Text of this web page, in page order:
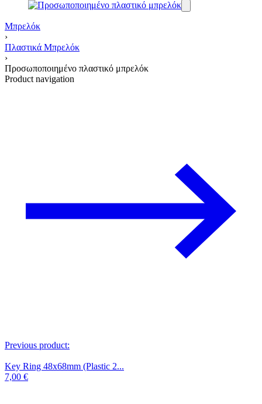
Μπρελόκ
›
Πλαστικά Μπρελόκ
›
Προσωποποιημένο πλαστικό μπρελόκ
Product navigation
Previous product:
Key Ring 48x68mm (Plastic 2...
7,00 €